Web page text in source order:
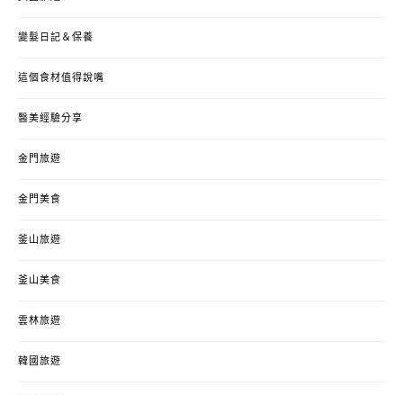
變髮日記＆保養
這個食材值得說嘴
醫美經驗分享
金門旅遊
金門美食
釜山旅遊
釜山美食
雲林旅遊
韓國旅遊